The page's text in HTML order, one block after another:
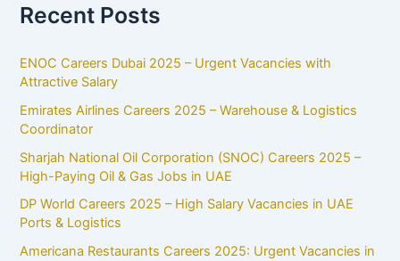
Recent Posts
ENOC Careers Dubai 2025 – Urgent Vacancies with
Attractive Salary
Emirates Airlines Careers 2025 – Warehouse & Logistics
Coordinator
Sharjah National Oil Corporation (SNOC) Careers 2025 –
High-Paying Oil & Gas Jobs in UAE
DP World Careers 2025 – High Salary Vacancies in UAE
Ports & Logistics
Americana Restaurants Careers 2025: Urgent Vacancies in